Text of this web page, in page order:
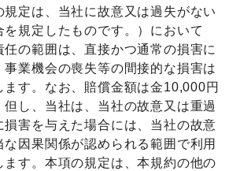
定は、当社に故意又は過失がない
を規定したものです。）において
任の範囲は、直接かつ通常の損害に
事業機会の喪失等の間接的な損害は
ます。なお、賠償金額は金10,000円
但し、当社は、当社の故意又は重過
損害を与えた場合には、当社の故意
な因果関係が認められる範囲で利用
ます。本項の規定は、本規約の他の